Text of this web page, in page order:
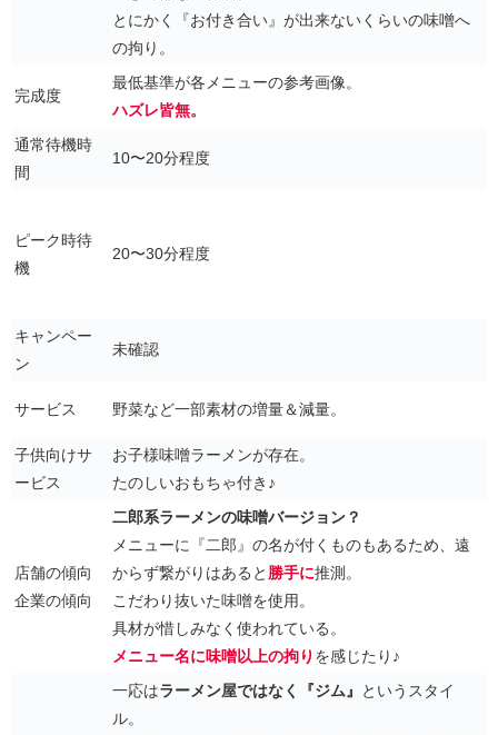
とにかく『お付き合い』が出来ないくらいの味噌へ
の拘り。
完成度
最低基準が各メニューの参考画像。
ハズレ皆無。
通常待機時
間
10〜20分程度
ピーク時待
機
20〜30分程度
キャンペー
ン
未確認
サービス 野菜など一部素材の増量＆減量。
子供向けサ
ービス
お子様味噌ラーメンが存在。
たのしいおもちゃ付き♪
店舗の傾向
企業の傾向
二郎系ラーメンの味噌バージョン？
メニューに『二郎』の名が付くものもあるため、遠
からず繋がりはあると 勝手に推測。
こだわり抜いた味噌を使用。
具材が惜しみなく使われている。
メニュー名に味噌以上の拘り を感じたり♪
一応はラーメン屋ではなく『ジム』
というスタイ
ル。